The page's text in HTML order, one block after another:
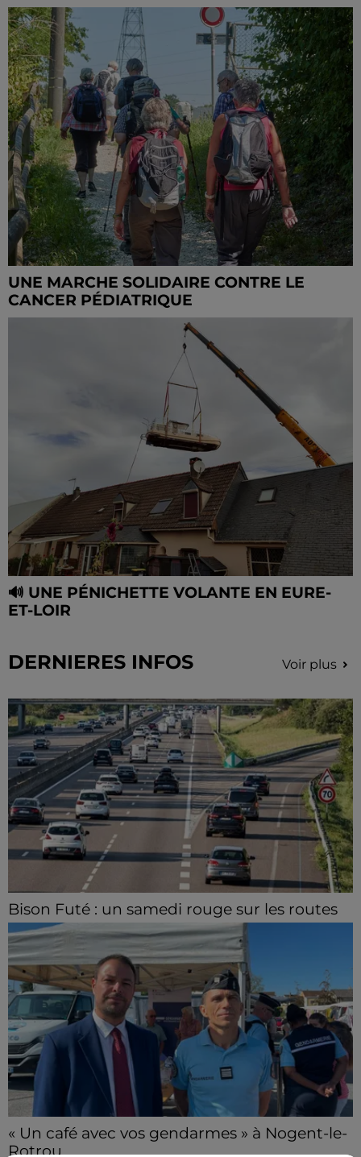
UNE MARCHE SOLIDAIRE CONTRE LE
CANCER PÉDIATRIQUE
🔊 UNE PÉNICHETTE VOLANTE EN EURE-
ET-LOIR
DERNIERES INFOS Voir plus
Bison Futé : un samedi rouge sur les routes
C'est l'un des week-ends les plus chargés de l'été,
avec des départs aussi importants que les retours.
« Un café avec vos gendarmes » à Nogent-le-
Rotrou